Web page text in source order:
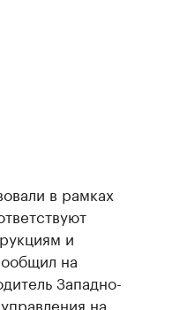
в рамках
и
на
Западно-
на